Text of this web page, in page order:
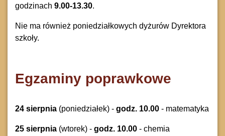
godzinach 9.00-13.30.
Nie ma również poniedziałkowych dyżurów Dyrektora
szkoły.
Egzaminy poprawkowe
24 sierpnia (poniedziałek) - godz. 10.00 - matematyka
25 sierpnia (wtorek) - godz. 10.00 - chemia